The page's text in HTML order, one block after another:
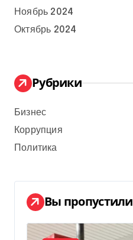
Ноябрь 2024
Октябрь 2024
Рубрики
Бизнес
Коррупция
Политика
Вы пропустили